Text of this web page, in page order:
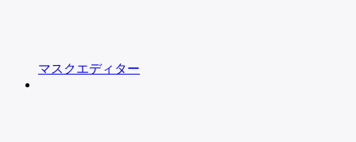
マスクエディター